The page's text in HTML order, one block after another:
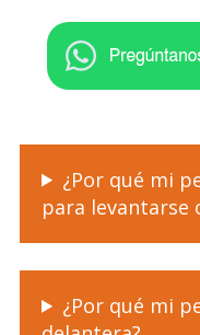
¿Por qué mi
para levantarse
¿Por qué mi